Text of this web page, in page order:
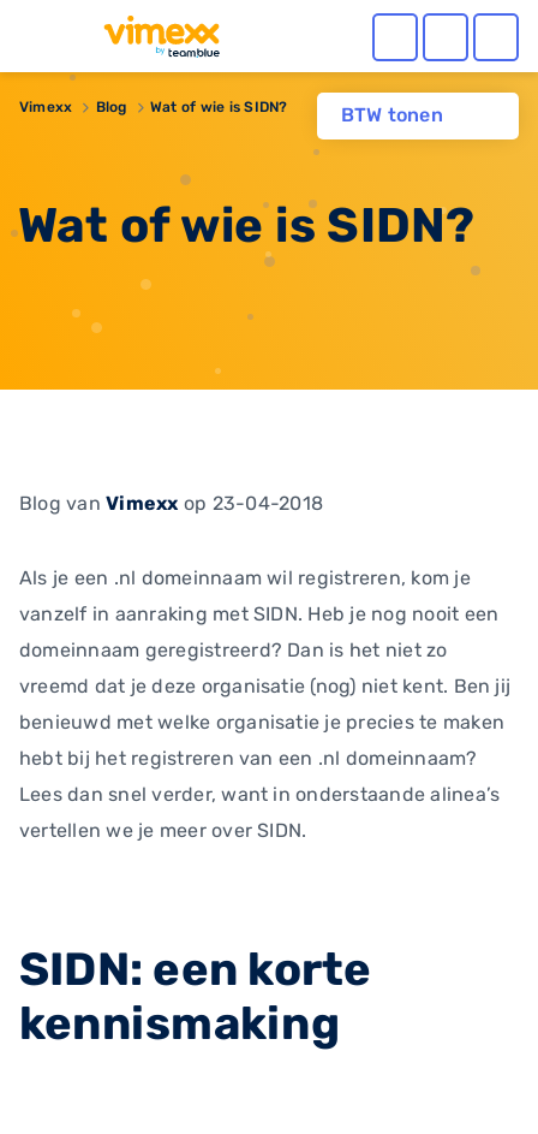
BTW tonen
Vimexx Blog Wat of wie is SIDN?
Wat of wie is SIDN?
Blog vanVimexx op 23-04-2018
Als je een .nl domeinnaam wil registreren, kom je
vanzelf in aanraking met SIDN. Heb je nog nooit een
domeinnaam geregistreerd? Dan is het niet zo
vreemd dat je deze organisatie (nog) niet kent. Ben jij
benieuwd met welke organisatie je precies te maken
hebt bij het registreren van een .nl domeinnaam?
Lees dan snel verder, want in onderstaande alinea’s
vertellen we je meer over SIDN.
SIDN: een korte
kennismaking